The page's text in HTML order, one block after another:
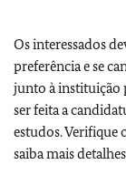
Os interessados
preferência e se
junto à instituição
ser feita a
estudos. Verifique
saiba mais